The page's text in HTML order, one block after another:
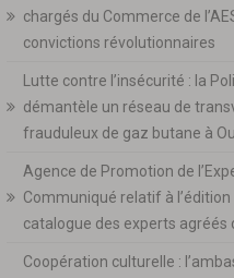
chargés du Commerce de
convictions révolutionnaires
Lutte contre l’insécurité : la
démantèle un réseau de
frauduleux de gaz butane à
Agence de Promotion de
Communiqué relatif à l’édition
catalogue des experts agréés
Coopération culturelle :